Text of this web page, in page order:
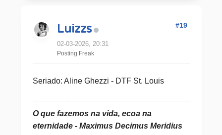
Luizzs
02-03-2026, 20:31
Posting Freak
#19
Seriado: Aline Ghezzi - DTF St. Louis
O que fazemos na vida, ecoa na
eternidade - Maximus Decimus Meridius